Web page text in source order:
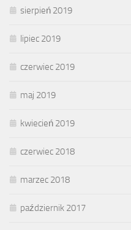
sierpień 2019
lipiec 2019
czerwiec 2019
maj 2019
kwiecień 2019
czerwiec 2018
marzec 2018
październik 2017